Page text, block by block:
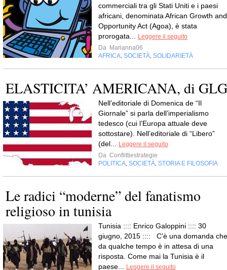
commerciali tra gli Stati Uniti e i paesi
africani, denominata African Growth and
Opportunity Act (Agoa), è stata
prorogata...
Leggere il seguito
Da Marianna06
AFRICA SOCIETÀ SOLIDARIETÀ
ELASTICITA’ AMERICANA, di GLG
Nell’editoriale di Domenica de “Il
Giornale” si parla dell’imperialismo
tedesco (cui l’Europa attuale deve
sottostare). Nell’editoriale di “Libero”
(del...
Leggere il seguito
Da Conflittiestrategie
POLITICA SOCIETÀ STORIA E FILOSOFIA
Le radici “moderne” del fanatismo
religioso in tunisia
Tunisia :::: Enrico Galoppini :::: 30
giugno, 2015 :::: C’è una domanda che
da qualche tempo è in attesa di una
risposta. Come mai la Tunisia è il
paese...
Leggere il seguito